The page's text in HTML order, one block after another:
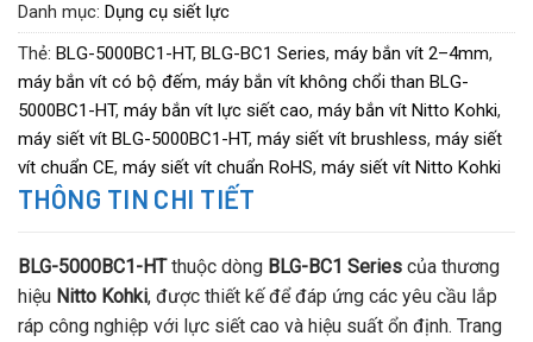
Danh mục: Dụng cụ siết lực
Thẻ: BLG-5000BC1-HT, BLG-BC1 Series, máy bắn vít 2–4mm,
máy bắn vít có bộ đếm, máy bắn vít không chổi than BLG-
5000BC1-HT, máy bắn vít lực siết cao, máy bắn vít Nitto Kohki,
máy siết vít BLG-5000BC1-HT, máy siết vít brushless, máy siết
vít chuẩn CE, máy siết vít chuẩn RoHS, máy siết vít Nitto Kohki
THÔNG TIN CHI TIẾT
BLG-5000BC1-HTthuộc dòng BLG-BC1 Series của thương
hiệu Nitto Kohki, được thiết kế để đáp ứng các yêu cầu lắp
ráp công nghiệp với lực siết cao và hiệu suất ổn định. Trang